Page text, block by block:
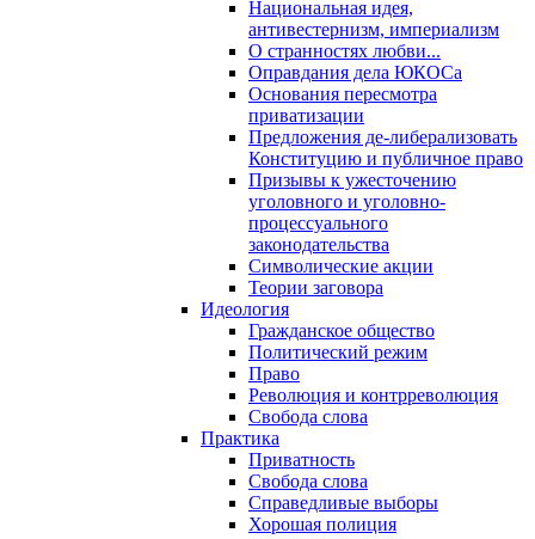
Национальная идея,
антивестернизм, империализм
О странностях любви...
Оправдания дела ЮКОСа
Основания пересмотра
приватизации
Предложения де-либерализовать
Конституцию и публичное право
Призывы к ужесточению
уголовного и уголовно-
процессуального
законодательства
Символические акции
Теории заговора
Идеология
Гражданское общество
Политический режим
Право
Революция и контрреволюция
Свобода слова
Практика
Приватность
Свобода слова
Справедливые выборы
Хорошая полиция